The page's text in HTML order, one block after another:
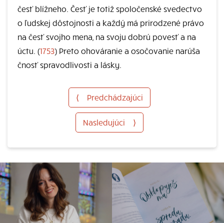
česť blížneho. Česť je totiž spoločenské svedectvo
o ľudskej dôstojnosti a každý má prirodzené právo
na česť svojho mena, na svoju dobrú povesť a na
úctu. (1753) Preto ohováranie a osočovanie narúša
čnosť spravodlivosti a lásky.
⟨ Predchádzajúci
Nasledujúci ⟩